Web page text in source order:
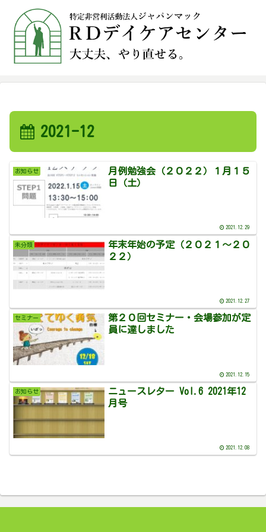
2021-12
お知らせ
月例勉強会（２０２２）１月１５
日（土）
2021.12.29
未分類
年末年始の予定（２０２１～２０
２２）
2021.12.27
セミナー
第２０回セミナー・会場参加が定
員に達しました
2021.12.15
お知らせ
ニュースレター Vol.6 2021年12
月号
2021.12.08